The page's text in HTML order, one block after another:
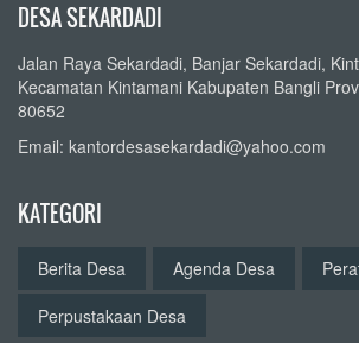
DESA SEKARDADI
Jalan Raya Sekardadi, Banjar Sekardadi,
Kecamatan Kintamani Kabupaten Bangli
80652
Email: kantordesasekardadi@yahoo.com
KATEGORI
Berita Desa Agenda Desa
Perpustakaan Desa